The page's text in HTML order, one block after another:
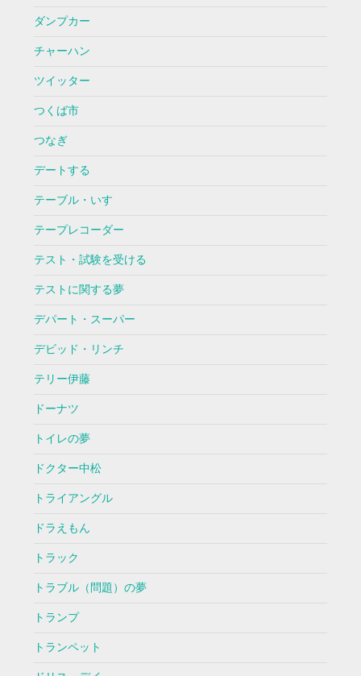
ダンプカー
チャーハン
ツイッター
つくば市
つなぎ
デートする
テーブル・いす
テープレコーダー
テスト・試験を受ける
テストに関する夢
デパート・スーパー
デビッド・リンチ
テリー伊藤
ドーナツ
トイレの夢
ドクター中松
トライアングル
ドラえもん
トラック
トラブル（問題）の夢
トランプ
トランペット